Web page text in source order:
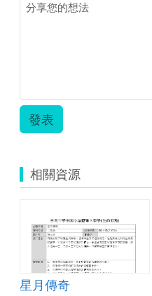
發表
相關資源
星月傳奇